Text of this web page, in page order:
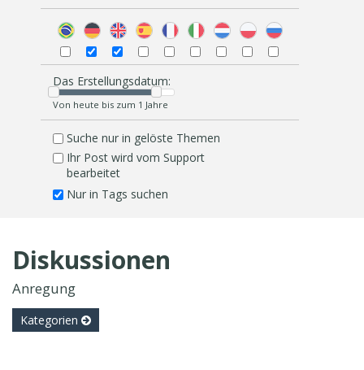
Das Erstellungsdatum:
Von heute bis zum 1 Jahre
Suche nur in gelöste Themen
Ihr Post wird vom Support
bearbeitet
Nur in Tags suchen
Diskussionen
Anregung
Kategorien